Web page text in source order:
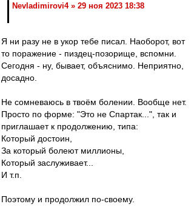
Nevladimirovi4 » 29 ноя 2023 18:38
Я ни разу не в укор тебе писал. Наоборот, вот
то поражение - пиздец-позорище, вспомни.
Сегодня - ну, бывает, объяснимо. Неприятно,
досадно.
Не сомневаюсь в твоём болении. Вообще нет.
Просто по форме: "Это не Спартак...", так и
приглашает к продолжению, типа:
Который достоин,
За который болеют миллионы,
Который заслуживает...
И т.п.
Поэтому и продолжил по-своему.